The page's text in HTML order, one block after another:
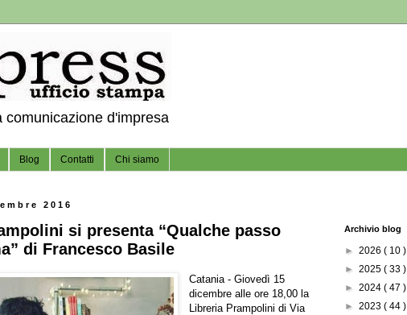
comunicazione d'impresa
Blog Contatti Chi siamo
2016
si presenta “Qualche passo
di Francesco Basile
Catania - Giovedì 15
dicembre alle ore 18,00 la
Libreria Prampolini di Via
Archivio blog
► 2026 ( 10 )
► 2025 ( 33 )
► 2024 ( 47 )
► 2023 ( 44 )